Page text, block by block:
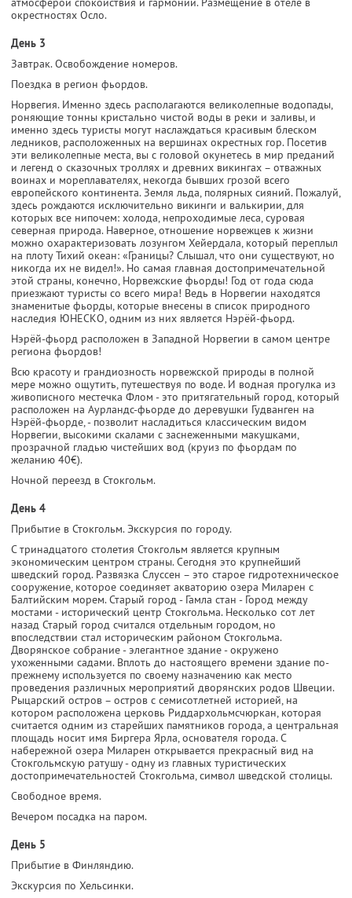
окрестностях Осло.
День 3
Завтрак. Освобождение номеров.
Поездка в регион фьордов.
Норвегия. Именно здесь располагаются великолепные водопады,
роняющие тонны кристально чистой воды в реки и заливы, и
именно здесь туристы могут наслаждаться красивым блеском
ледников, расположенных на вершинах окрестных гор. Посетив
эти великолепные места, вы с головой окунетесь в мир преданий
и легенд о сказочных троллях и древних викингах – отважных
воинах и мореплавателях, некогда бывших грозой всего
европейского континента. Земля льда, полярных сияний. Пожалуй,
здесь рождаются исключительно викинги и валькирии, для
которых все нипочем: холода, непроходимые леса, суровая
северная природа. Наверное, отношение норвежцев к жизни
можно охарактеризовать лозунгом Хейердала, который переплыл
на плоту Тихий океан: «Границы? Слышал, что они существуют, но
никогда их не видел!». Но самая главная достопримечательной
этой страны, конечно, Норвежские фьорды! Год от года сюда
приезжают туристы со всего мира! Ведь в Норвегии находятся
знаменитые фьорды, которые внесены в список природного
наследия ЮНЕСКО, одним из них является Нэрёй-фьорд.
Нэрёй-фьорд расположен в Западной Норвегии в самом центре
региона фьордов!
Всю красоту и грандиозность норвежской природы в полной
мере можно ощутить, путешествуя по воде. И водная прогулка из
живописного местечка Флом - это притягательный город, который
расположен на Аурландс-фьорде до деревушки Гудванген на
Нэрёй-фьорде, - позволит насладиться классическим видом
Норвегии, высокими скалами с заснеженными макушками,
прозрачной гладью чистейших вод (круиз по фьордам по
желанию 40€).
Ночной переезд в Стокгольм.
День 4
Прибытие в Стокгольм. Экскурсия по городу.
С тринадцатого столетия Стокгольм является крупным
экономическим центром страны. Сегодня это крупнейший
шведский город. Развязка Слуссен – это старое гидротехническое
сооружение, которое соединяет акваторию озера Миларен с
Балтийским морем. Старый город - Гамла стан - Город между
мостами - исторический центр Стокгольма. Несколько сот лет
назад Старый город считался отдельным городом, но
впоследствии стал историческим районом Стокгольма.
Дворянское собрание - элегантное здание - окружено
ухоженными садами. Вплоть до настоящего времени здание по-
прежнему используется по своему назначению как место
проведения различных мероприятий дворянских родов Швеции.
Рыцарский остров – остров с семисотлетней историей, на
котором расположена церковь Риддархольмсчюркан, которая
считается одним из старейших памятников города, а центральная
площадь носит имя Биргера Ярла, основателя города. С
набережной озера Миларен открывается прекрасный вид на
Стокгольмскую ратушу - одну из главных туристических
достопримечательностей Стокгольма, символ шведской столицы.
Свободное время.
Вечером посадка на паром.
День 5
Прибытие в Финляндию.
Экскурсия по Хельсинки.